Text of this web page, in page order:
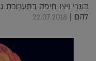
בוגרי ויצו חיפה
להם | 22.07.2018